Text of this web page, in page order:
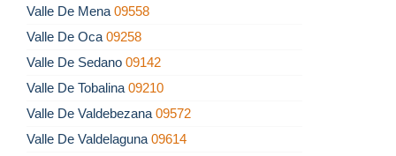
Valle De Mena 09558
Valle De Oca 09258
Valle De Sedano 09142
Valle De Tobalina 09210
Valle De Valdebezana 09572
Valle De Valdelaguna 09614